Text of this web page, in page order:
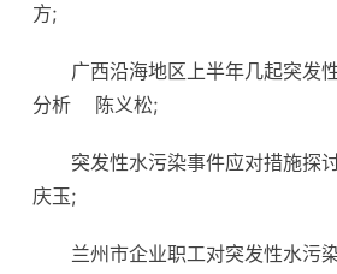
方;
广西沿海地区上半年几起突发
分析 陈义松;
突发性水污染事件应对措施探
庆玉;
兰州市企业职工对突发性水污